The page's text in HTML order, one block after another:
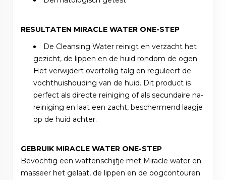
RESULTATEN MIRACLE WATER ONE-STEP
De Cleansing Water reinigt en verzacht het
gezicht, de lippen en de huid rondom de ogen.
Het verwijdert overtollig talg en reguleert de
vochthuishouding van de huid. Dit product is
perfect als directe reiniging of als secundaire na-
reiniging en laat een zacht, beschermend laagje
op de huid achter.
GEBRUIK MIRACLE WATER ONE-STEP
Bevochtig een wattenschijfje met Miracle water en
masseer het gelaat, de lippen en de oogcontouren